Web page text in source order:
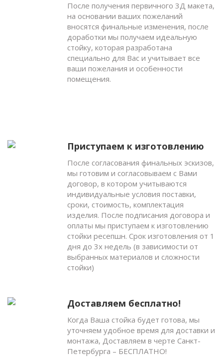
После получения первичного 3Д макета,
на основании ваших пожеланий
вносятся финальные изменения, после
доработки мы получаем идеальную
стойку, которая разработана
специально для Вас и учитывает все
ваши пожелания и особенности
помещения.
Приступаем к изготовлению
После согласования финальных эскизов,
мы готовим и согласовываем с Вами
договор, в котором учитываются
индивидуальные условия поставки,
сроки, стоимость, комплектация
изделия. После подписания договора и
оплаты мы приступаем к изготовлению
стойки ресепшн. Срок изготовления от 1
дня до 3х недель (в зависимости от
выбранных материалов и сложности
стойки)
Доставляем бесплатно!
Когда Ваша стойка будет готова, мы
уточняем удобное время для доставки и
монтажа, Доставляем в черте Санкт-
Петербурга – БЕСПЛАТНО!